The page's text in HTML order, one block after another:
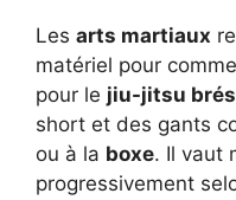
Les arts martiaux
matériel pour
pour le jiu-jitsu
short et des gants
ou à la boxe. Il vaut
progressivement